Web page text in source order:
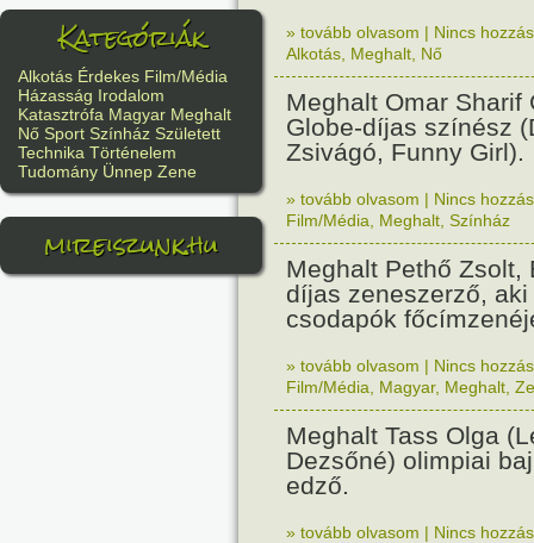
Kategóriák
Alkotás Érdekes Film/Média
Házasság Irodalom
Katasztrófa Magyar Meghalt
Nő Sport Színház Született
Technika Történelem
Tudomány Ünnep Zene
mireiszunk.hu
» tovább olvasom | Nincs
Alkotás Meghalt Nő
Meghalt Omar Sharif
Globe-díjas színész
Zsivágó, Funny Girl).
» tovább olvasom | Nincs
Film/Média
Meghalt Színház
Meghalt Pethő Zsolt,
díjas zeneszerző,
csodapók
» tovább olvasom | Nincs
Film/Média
Magyar, Meghalt
Meghalt Tass Olga
Dezsőné) olimpiai
edző.
» tovább olvasom | Nincs